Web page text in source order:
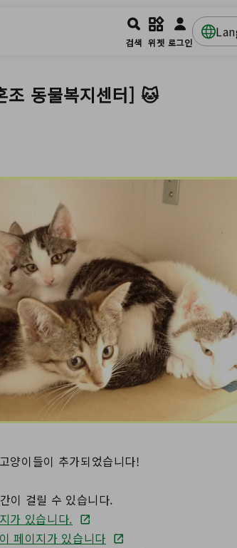
검색 위젯 로그인
조 동물복지센터] 🐱
양이들이 추가되었습니다!
이 걸릴 수 있습니다.
가 있습니다.
페이지가 있습니다